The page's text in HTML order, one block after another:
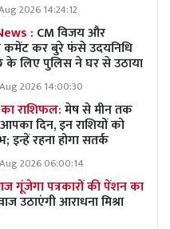
2026 14:24:12
: CM विजय और
कमेंट कर बुरे फंसे उदयनिधि
के लिए पुलिस ने घर से उठाया
2026 14:00:30
राशिफल:मेष से मीन तक
दिन, इन राशियों को
इन्हें रहना होगा सतर्क
2026 06:00:14
गूंजेगा पत्रकारों की पेंशन का
उठाएंगी आराधना मिश्रा